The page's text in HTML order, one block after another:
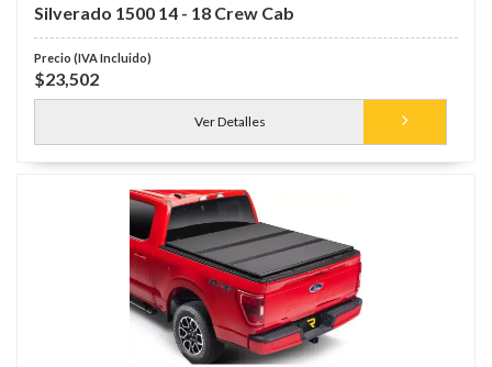
Silverado 1500 14 - 18 Crew Cab
$23,502
Ver Detalles